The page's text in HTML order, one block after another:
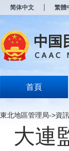
简体中文 繁體
首頁
東北地區管理局->資
大連
开
无
障
说
按
Alt